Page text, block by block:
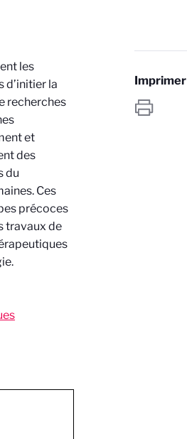
les
d’initier la
recherches
et
des
du
Ces
précoces
travaux de
Imprimer